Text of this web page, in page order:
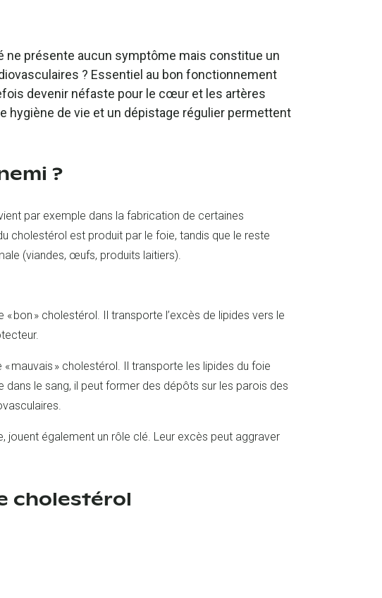
ne présente aucun symptôme mais constitue un
? Essentiel au bon fonctionnement
devenir néfaste pour le cœur et les artères
hygiène de vie et un dépistage régulier permettent
?
par exemple dans la fabrication de certaines
cholestérol est produit par le foie, tandis que le reste
(viandes, œufs, produits laitiers).
bon » cholestérol. Il transporte l’excès de lipides vers le
mauvais » cholestérol. Il transporte les lipides du foie
dans le sang, il peut former des dépôts sur les parois des
jouent également un rôle clé. Leur excès peut aggraver
cholestérol